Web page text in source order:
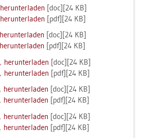
her­un­ter­la­den [doc][24 KB]
her­un­ter­la­den [pdf][24 KB]
her­un­ter­la­den [doc][24 KB]
her­un­ter­la­den [pdf][24 KB]
her­un­ter­la­den [doc][24 KB]
her­un­ter­la­den [pdf][24 KB]
her­un­ter­la­den [doc][24 KB]
her­un­ter­la­den [pdf][24 KB]
her­un­ter­la­den [doc][24 KB]
her­un­ter­la­den [pdf][24 KB]